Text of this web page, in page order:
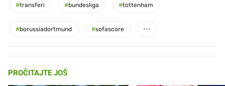
#transferi #bundesliga #tottenham
#borussiadortmund #sofascore
PROČITAJTE JOŠ